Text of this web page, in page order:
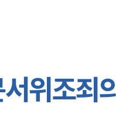
위조죄